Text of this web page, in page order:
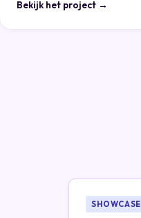
Bekijk het project →
SHOWCASE